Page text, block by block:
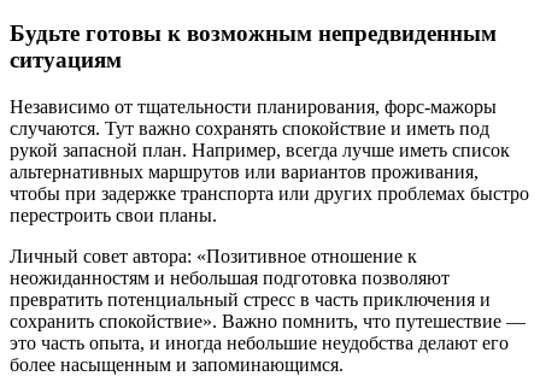
Будьте готовы к возможным непредвиденным
ситуациям
Независимо от тщательности планирования, форс-мажоры
случаются. Тут важно сохранять спокойствие и иметь под
рукой запасной план. Например, всегда лучше иметь список
альтернативных маршрутов или вариантов проживания,
чтобы при задержке транспорта или других проблемах быстро
перестроить свои планы.
Личный совет автора: «Позитивное отношение к
неожиданностям и небольшая подготовка позволяют
превратить потенциальный стресс в часть приключения и
сохранить спокойствие». Важно помнить, что путешествие —
это часть опыта, и иногда небольшие неудобства делают его
более насыщенным и запоминающимся.